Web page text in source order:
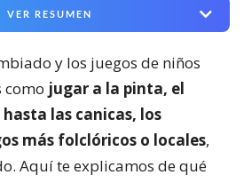
VER RESUMEN
y los juegos de niños
como jugar a la pinta, el
las canicas, los
más folclóricos o locales,
Aquí te explicamos de qué